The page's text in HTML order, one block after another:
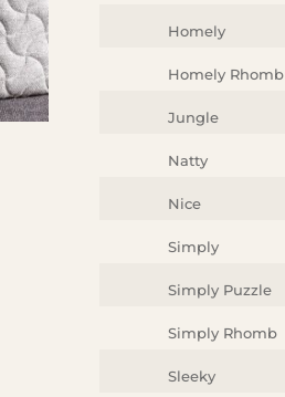
Homely
Homely Rhomb
Jungle
Natty
Nice
Simply
Simply Puzzle
Simply Rhomb
Sleeky